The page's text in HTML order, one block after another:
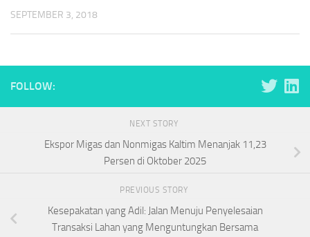
SEPTEMBER 3, 2018
FOLLOW:
NEXT STORY
Ekspor Migas dan Nonmigas Kaltim Menanjak 11,23
Persen di Oktober 2025
PREVIOUS STORY
Kesepakatan yang Adil: Jalan Menuju Penyelesaian
Transaksi Lahan yang Menguntungkan Bersama